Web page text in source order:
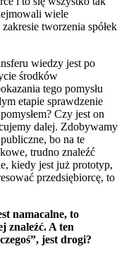
wiele
tworzenia spółek
wiedzy jest po
środków
tego pomysłu
etapie sprawdzenie
Czy jest on
dalej. Zdobywamy
bo na te
trudno znaleźć
kiedy jest już prototyp,
przedsiębiorcę, to
namacalne, to
znaleźć. A ten
jest drogi?